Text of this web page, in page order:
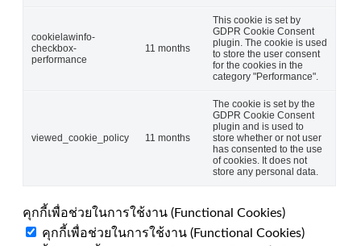
cookielawinfo-
checkbox-
performance
11 months
This cookie is set by
GDPR Cookie Consent
plugin. The cookie is used
to store the user consent
for the cookies in the
category "Performance".
viewed_cookie_policy 11 months
The cookie is set by the
GDPR Cookie Consent
plugin and is used to
store whether or not user
has consented to the use
of cookies. It does not
store any personal data.
คุกกี้เพื่อช่วยในการใช้งาน (Functional Cookies)
คุกกี้เพื่อช่วยในการใช้งาน (Functional Cookies)